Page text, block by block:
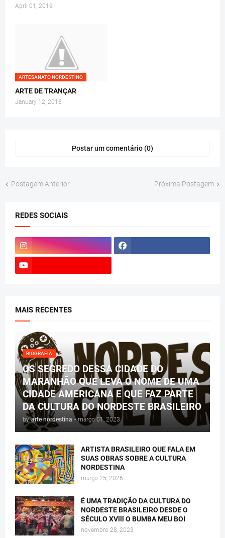
April 01, 2019
ARTESANATO NORDESTINO
ARTE DE TRANÇAR
January 12, 2016
Postar um comentário (0)
Postagem Anterior Próxima Postagem
REDES SOCIAIS
MAIS RECENTES
BIOGRAFIA
OS SEGREDO DESSA CIDADE DO
MARANHÃO QUE LEVA O NOME DE UMA
CIDADE AMERICANA E QUE FAZ PARTE
DA CULTURA DO NORDESTE BRASILEIRO
by arte nordestina - março 01, 2023
ARTISTA BRASILEIRO QUE FALA EM
SUAS OBRAS SOBRE A CULTURA
NORDESTINA
março 25, 2026
É UMA TRADIÇÃO DA CULTURA DO
NORDESTE BRASILEIRO DESDE O
SÉCULO XVlll O BUMBA MEU BOI
novembro 28, 2023